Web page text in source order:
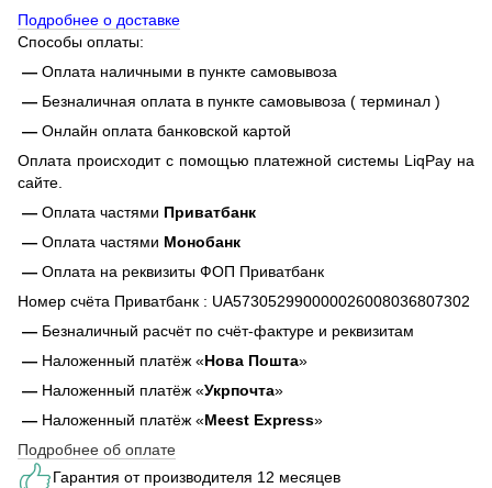
Подробнее о доставке
Способы оплаты:
— Оплата наличными в пункте самовывоза
— Безналичная оплата в пункте самовывоза ( терминал )
— Онлайн оплата банковской картой
Оплата происходит с помощью платежной системы LiqPay на
сайте.
— Оплата частями Приватбанк
— Оплата частями Монобанк
— Оплата на реквизиты ФОП Приватбанк
Номер счёта Приватбанк : UA573052990000026008036807302
— Безналичный расчёт по счёт-фактуре и реквизитам
— Наложенный платёж «Нова Пошта»
— Наложенный платёж «Укрпочта»
— Наложенный платёж «Meest Express»
Подробнее об оплате
Гарантия от производителя 12 месяцев